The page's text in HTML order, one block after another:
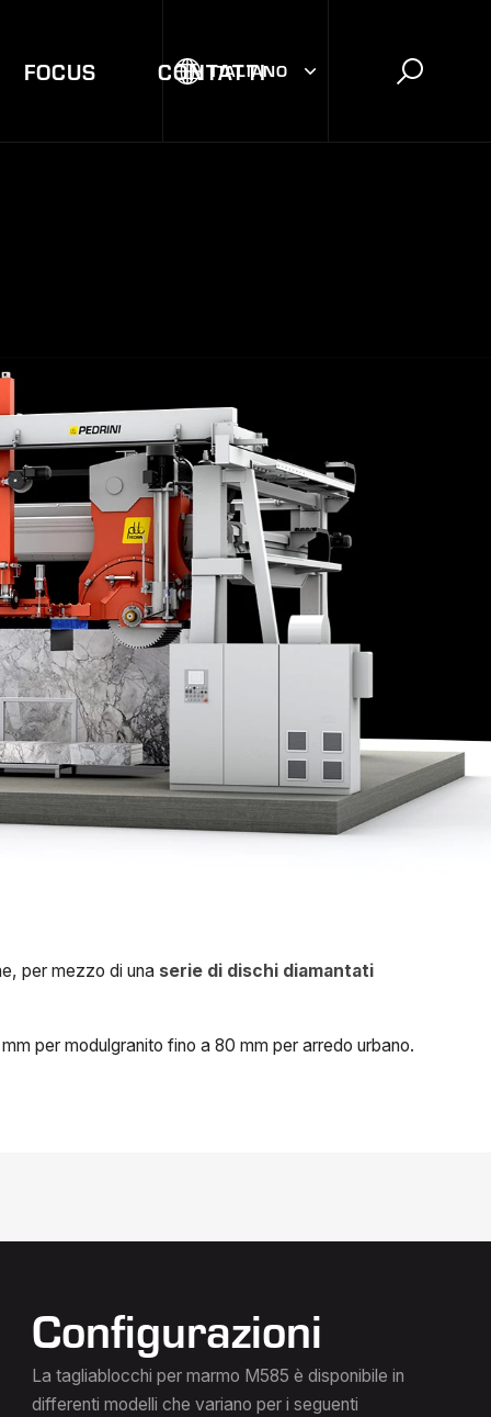
FOCUS CONTATTI
ITALIANO
per mezzo di una serie di dischi diamantati
per modulgranito fino a 80 mm per arredo urbano.
Configurazioni
La tagliablocchi per marmo M585 è disponibile in
differenti modelli che variano per i seguenti